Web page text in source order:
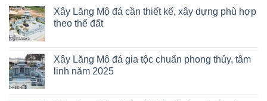
Xây Lăng Mộ đá cần thiết kế, xây dựng phù hợp
theo thế đất
Xây Lăng Mô đá gia tộc chuẩn phong thủy, tâm
linh năm 2025